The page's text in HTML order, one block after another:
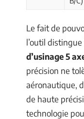
Le fait de
l’outil
d’usinage 5
précision ne
aéronautique,
de haute
technologie